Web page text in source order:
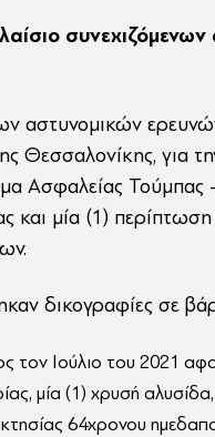
αστυνομικών
Θεσσαλονίκης, για
Ασφαλείας Τούμπας –
και μία (1)
δικογραφίες σε
τον Ιούλιο του 2021
μία (1) χρυσή
64χρονου